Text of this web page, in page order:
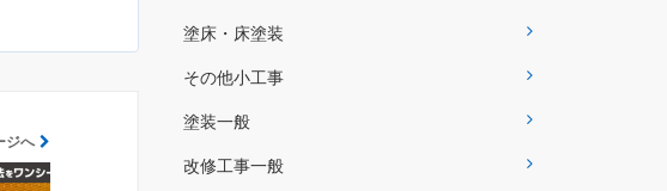
ジへ
塗床・床塗装
その他小工事
塗装一般
改修工事一般